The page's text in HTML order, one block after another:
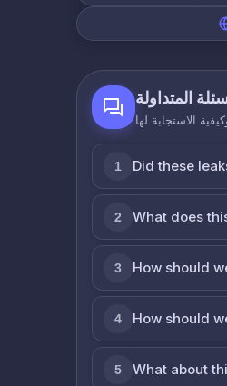
المتداولة
الاستجابة لها
1 Did these
2 What does
3 How should
4 How should
5 What about